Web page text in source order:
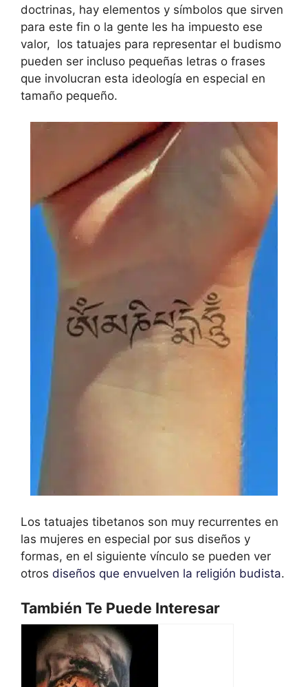
doctrinas, hay elementos y símbolos que sirven
para este fin o la gente les ha impuesto ese
valor, los tatuajes para representar el budismo
pueden ser incluso pequeñas letras o frases
que involucran esta ideología en especial en
tamaño pequeño.
Los tatuajes tibetanos son muy recurrentes en
las mujeres en especial por sus diseños y
formas, en el siguiente vínculo se pueden ver
otros diseños que envuelven la religión budista.
También Te Puede Interesar